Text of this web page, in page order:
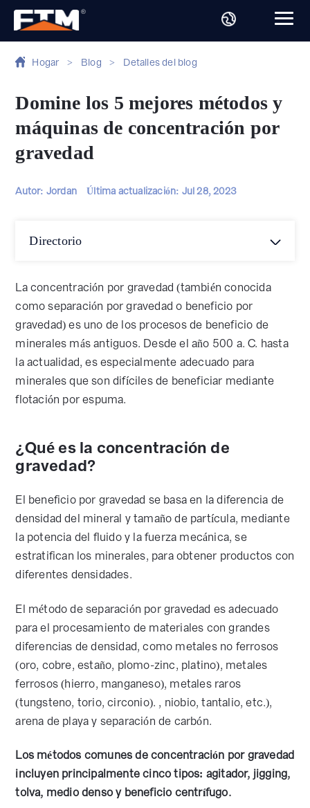
Hogar > Blog > Detalles del blog
Domine los 5 mejores métodos y
máquinas de concentración por
gravedad
Autor: Jordan Última actualización: Jul 28, 2023
Directorio
La concentración por gravedad (también conocida
como separación por gravedad o beneficio por
gravedad) es uno de los procesos de beneficio de
minerales más antiguos. Desde el año 500 a. C. hasta
la actualidad, es especialmente adecuado para
minerales que son difíciles de beneficiar mediante
flotación por espuma.
¿Qué es la concentración de
gravedad?
El beneficio por gravedad se basa en la diferencia de
densidad del mineral y tamaño de partícula, mediante
la potencia del fluido y la fuerza mecánica, se
estratifican los minerales, para obtener productos con
diferentes densidades.
El método de separación por gravedad es adecuado
para el procesamiento de materiales con grandes
diferencias de densidad, como metales no ferrosos
(oro, cobre, estaño, plomo-zinc, platino), metales
ferrosos (hierro, manganeso), metales raros
(tungsteno, torio, circonio). , niobio, tantalio, etc.),
arena de playa y separación de carbón.
Los métodos comunes de concentración por gravedad
incluyen principalmente cinco tipos: agitador, jigging,
tolva, medio denso y beneficio centrífugo.